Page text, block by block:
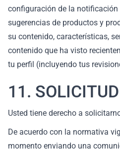
configuración de la notificación
sugerencias de productos y
su contenido, características,
contenido que ha visto
tu perfil (incluyendo tus
11.
Usted tiene derecho a
De acuerdo con la normativa
momento enviando una